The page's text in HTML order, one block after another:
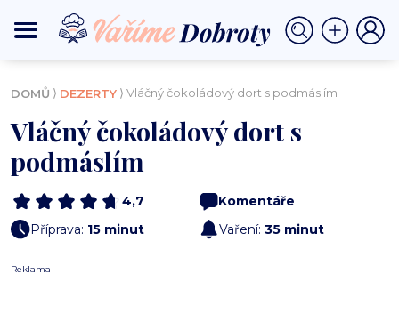
DOMŮ ⟩ DEZERTY ⟩ Vláčný čokoládový dort s podmáslím
Vláčný čokoládový dort s
podmáslím
4,7
Komentáře
Příprava: 15 minut Vaření: 35 minut
Reklama